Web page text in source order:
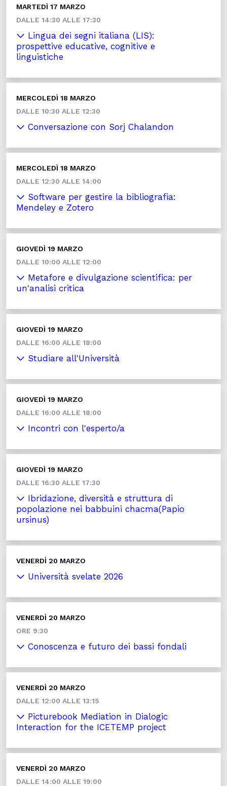
MARTEDÌ 17 MARZO
DALLE 14:30 ALLE 17:30
Lingua dei segni italiana (LIS):
prospettive educative, cognitive e
linguistiche
MERCOLEDÌ 18 MARZO
DALLE 10:30 ALLE 12:30
Conversazione con Sorj Chalandon
MERCOLEDÌ 18 MARZO
DALLE 12:30 ALLE 14:00
Software per gestire la bibliografia:
Mendeley e Zotero
GIOVEDÌ 19 MARZO
DALLE 10:00 ALLE 12:00
Metafore e divulgazione scientifica: per
un'analisi critica
GIOVEDÌ 19 MARZO
DALLE 16:00 ALLE 18:00
Studiare all'Università
GIOVEDÌ 19 MARZO
DALLE 16:00 ALLE 18:00
Incontri con l'esperto/a
GIOVEDÌ 19 MARZO
DALLE 16:30 ALLE 17:30
Ibridazione, diversità e struttura di
popolazione nei babbuini chacma(Papio
ursinus)
VENERDÌ 20 MARZO
Università svelate 2026
VENERDÌ 20 MARZO
ORE 9:30
Conoscenza e futuro dei bassi fondali
VENERDÌ 20 MARZO
DALLE 12:00 ALLE 13:15
Picturebook Mediation in Dialogic
Interaction for the ICETEMP project
VENERDÌ 20 MARZO
DALLE 14:00 ALLE 19:00